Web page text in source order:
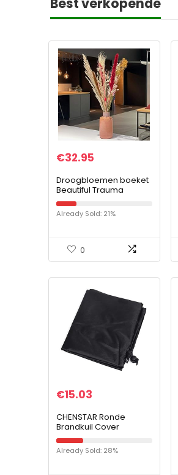
€32.95
Droogbloemen boeket
Beautiful Trauma
Already Sold: 21%
0
€15.03
CHENSTAR Ronde
Brandkuil Cover
Waterdichte
Beschermende
Weerbestendige Cover
Already Sold: 28%